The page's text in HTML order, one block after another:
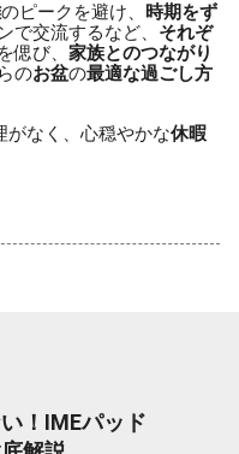
のピークを避け、 時期をず
で交流するなど、 それぞ
偲び、 家族とのつながり
のお盆の最適な過ごし方
がなく、心穏やかな休暇
！IMEパッド